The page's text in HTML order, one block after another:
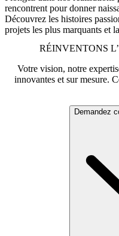
rencontrent pour donner
Découvrez les histoires
projets les plus marquants et
RÉINVENTONS
Votre vision, notre
innovantes et sur mesure.
Demandez